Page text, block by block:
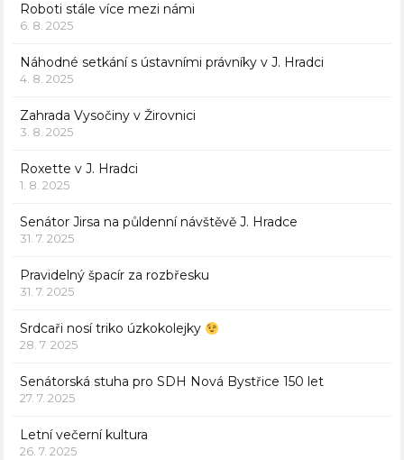
Roboti stále více mezi námi
6. 8. 2025
Náhodné setkání s ústavními právníky v J. Hradci
4. 8. 2025
Zahrada Vysočiny v Žirovnici
3. 8. 2025
Roxette v J. Hradci
1. 8. 2025
Senátor Jirsa na půldenní návštěvě J. Hradce
31. 7. 2025
Pravidelný špacír za rozbřesku
31. 7. 2025
Srdcaři nosí triko úzkokolejky
28. 7. 2025
Senátorská stuha pro SDH Nová Bystřice 150 let
27. 7. 2025
Letní večerní kultura
26. 7. 2025